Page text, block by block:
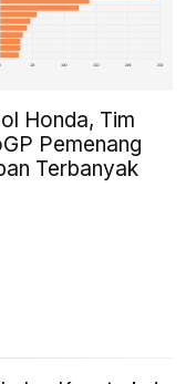
Honda, Tim
Pemenang
Terbanyak